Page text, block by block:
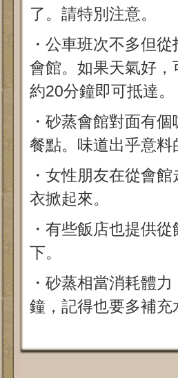
了。請特別注意。
・公車班次不多但
會館。如果天氣好
約20分鐘即可抵達。
・砂蒸會館對面有
餐點。味道出乎意料
・女性朋友在從會
衣掀起來。
・有些飯店也提供
下。
・砂蒸相當消耗體
鐘，記得也要多補充